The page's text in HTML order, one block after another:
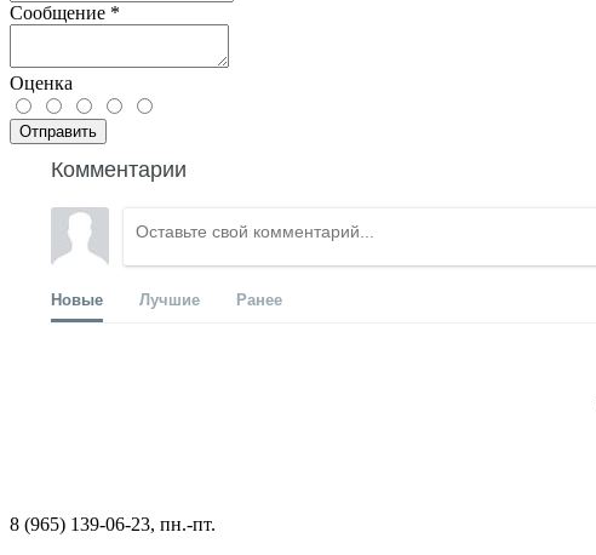
Сообщение *
Оценка
Отправить
Комментарии
Новые Лучшие Ранее
8 (965) 139-06-23, пн.-пт.